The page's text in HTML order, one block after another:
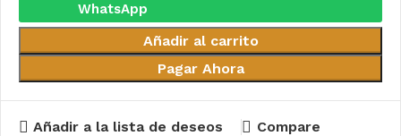
WhatsApp
Añadir al carrito
Pagar Ahora
Añadir a la lista de deseos Compare